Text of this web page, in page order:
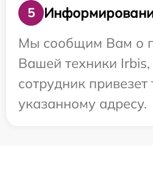
5
Мы сообщим Вам о
Вашей техники
сотрудник привезет
указанному адресу.